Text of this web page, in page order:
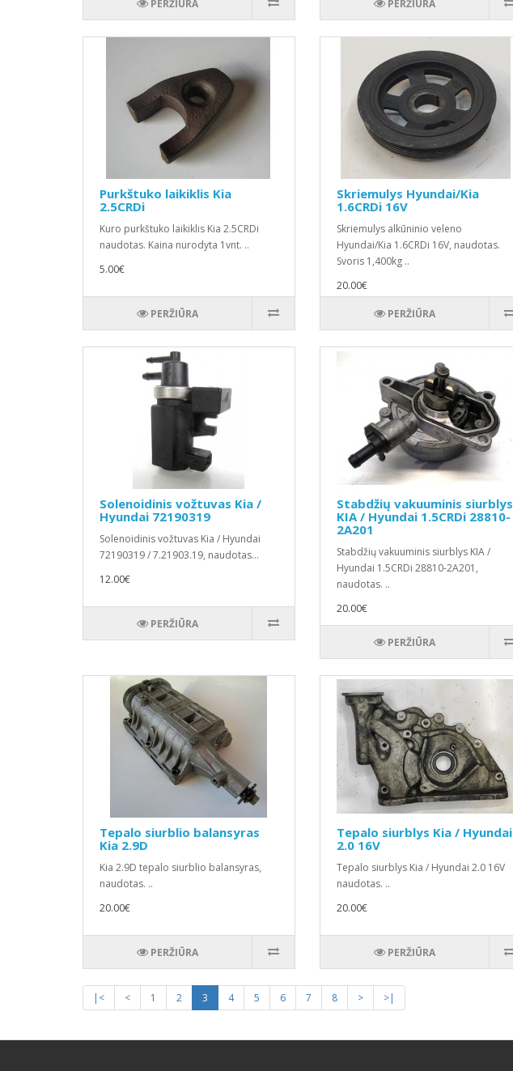
PERŽIŪRA PERŽIŪRA
Purkštuko laikiklis Kia
2.5CRDi
Kuro purkštuko laikiklis Kia 2.5CRDi
naudotas. Kaina nurodyta 1vnt. ..
5.00€
PERŽIŪRA
Skriemulys Hyundai/Kia
1.6CRDi 16V
Skriemulys alkūninio veleno
Hyundai/Kia 1.6CRDi 16V, naudotas.
Svoris 1,400kg ..
20.00€
PERŽIŪRA
Solenoidinis vožtuvas Kia /
Hyundai 72190319
Solenoidinis vožtuvas Kia / Hyundai
72190319 / 7.21903.19, naudotas...
12.00€
PERŽIŪRA
Stabdžių vakuuminis siurblys
KIA / Hyundai 1.5CRDi 28810-
2A201
Stabdžių vakuuminis siurblys KIA /
Hyundai 1.5CRDi 28810-2A201,
naudotas. ..
20.00€
PERŽIŪRA
Tepalo siurblio balansyras
Kia 2.9D
Kia 2.9D tepalo siurblio balansyras,
naudotas. ..
20.00€
PERŽIŪRA
Tepalo siurblys Kia / Hyundai
2.0 16V
Tepalo siurblys Kia / Hyundai 2.0 16V
naudotas. ..
20.00€
PERŽIŪRA
|< < 1 2 3 4 5 6 7 8 > >|